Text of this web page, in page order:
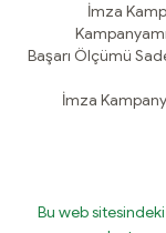
İmza
Başarı Ölçümü
İmza
Bu web